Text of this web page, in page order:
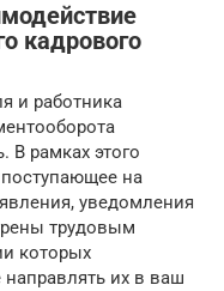
кадрового
и работника
В рамках этого
на
уведомления
трудовым
которых
их в ваш